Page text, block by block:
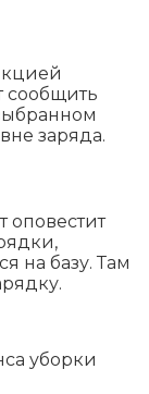
сообщить
заряда.
оповестит
на базу. Там
уборки